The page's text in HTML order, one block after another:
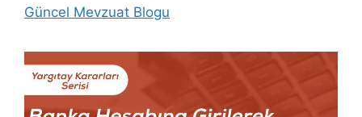
Güncel Mevzuat Blogu